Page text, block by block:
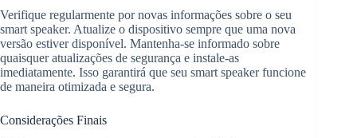
Verifique regularmente por novas informações sobre o seu
smart speaker. Atualize o dispositivo sempre que uma nova
versão estiver disponível. Mantenha-se informado sobre
quaisquer atualizações de segurança e instale-as
imediatamente. Isso garantirá que seu smart speaker funcione
de maneira otimizada e segura.
Considerações Finais